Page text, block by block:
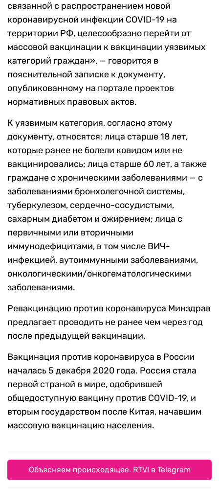
связанной с распространением новой
коронавирусной инфекции COVID-19 на
территории РФ, целесообразно перейти от
массовой вакцинации к вакцинации уязвимых
категорий граждан», — говорится в
пояснительной записке к документу,
опубликованному на портале проектов
нормативных правовых актов.
К уязвимым категория, согласно этому
документу, относятся: лица старше 18 лет,
которые ранее не болели ковидом или не
вакцинировались; лица старше 60 лет, а также
граждане с хроническими заболеваниями — с
заболеваниями бронхолегочной системы,
туберкулезом, сердечно-сосудистыми,
сахарным диабетом и ожирением; лица с
первичными или вторичными
иммунодефицитами, в том числе ВИЧ-
инфекцией, аутоиммунными заболеваниями,
онкологическими/онкогематологическими
заболеваниями.
Ревакцинацию против коронавируса Минздрав
предлагает проводить не ранее чем через год
после предыдущей вакцинации.
Вакцинация против коронавируса в России
началась 5 декабря 2020 года. Россия стала
первой страной в мире, одобрившей
общедоступную вакцину против COVID-19, и
вторым государством после Китая, начавшим
массовую вакцинацию населения.
Объясняем происходящее. RTVI в Telegram